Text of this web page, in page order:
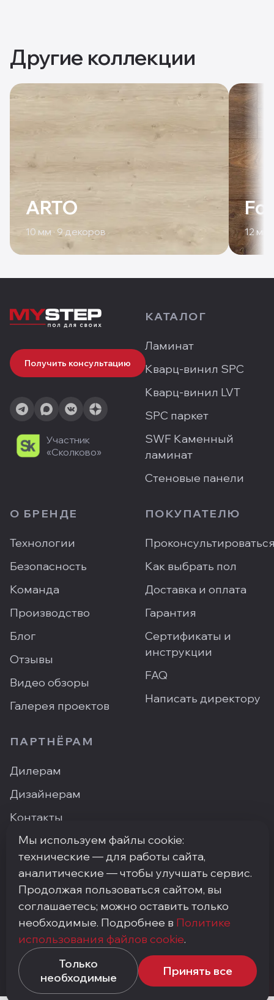
Другие коллекции
ARTO
10 мм · 9 декоров 12 мм
Получить консультацию
Участник
«Сколково»
КАТАЛОГ
Ламинат
Кварц-винил SPC
Кварц-винил LVT
SPC паркет
SWF Каменный
ламинат
Стеновые панели
О БРЕНДЕ
Технологии
Безопасность
Команда
Производство
Блог
Отзывы
Видео обзоры
Галерея проектов
ПОКУПАТЕЛЮ
Как выбрать пол
Доставка и оплата
Гарантия
Сертификаты и
инструкции
FAQ
Написать директору
ПАРТНЁРАМ
Дилерам
Дизайнерам
Контакты
Где купить
ПН–ПТ: 9:00–18:00·Москва, ArtPlay, Нижняя
Сыромятническая, 10с3
+7 (495) 748-92-20 ·info@my-step.ru
Политика конфиденциальности
Соглашение на обработку персональных данных
Политика использования файлов cookie
Мы используем файлы cookie:
технические — для работы сайта,
аналитические — чтобы улучшать сервис.
Продолжая пользоваться сайтом, вы
соглашаетесь; можно оставить только
необходимые. Подробнее в Политике
использования файлов cookie.
Только
необходимые
Принять все